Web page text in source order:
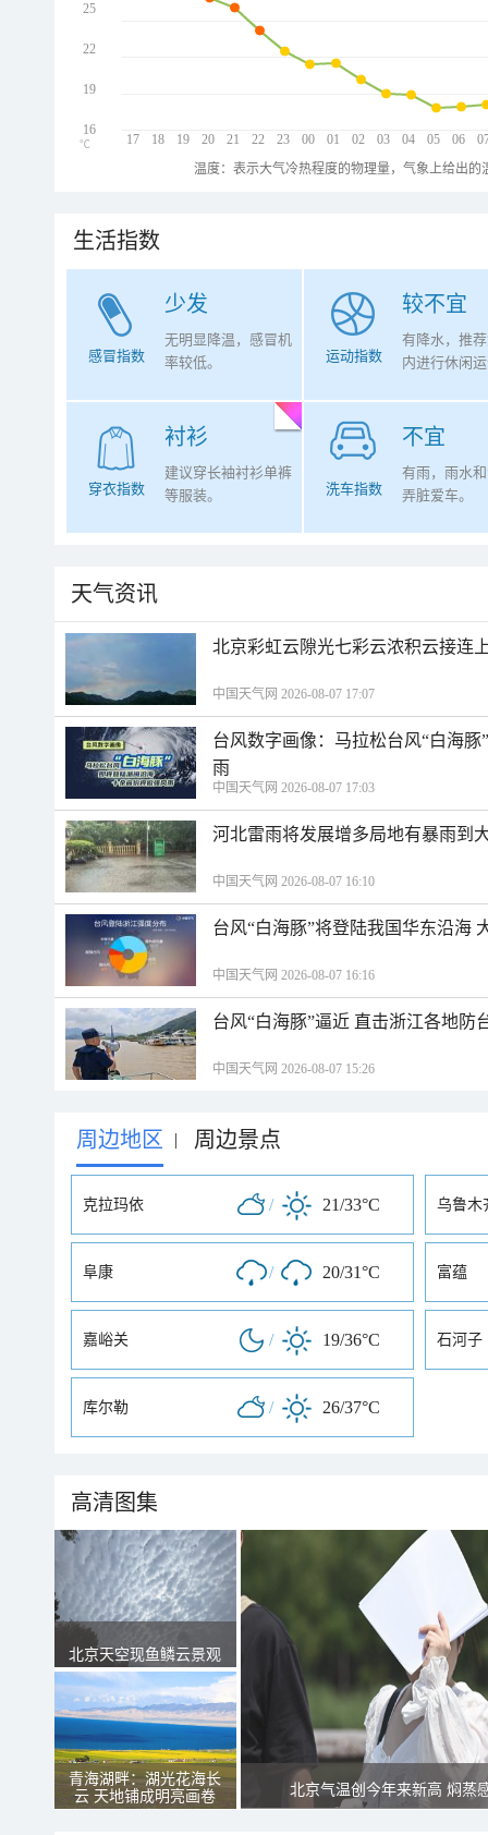
17 18 19 20 21 22 23 00 01 02 03 04 05 06
25
22
19
16
℃
温度：表示大气冷热程度的物理量，气象上给出
生活指数
少发
感冒指数
无明显降温，感冒机
率较低。
较不宜
运动指数
有降水，推
内进行休闲
衬衫
穿衣指数
建议穿长袖衬衫单裤
等服装。
不宜
洗车指数
有雨，雨水
弄脏爱车。
天气资讯
北京彩虹云隙光七彩云浓积云接连
中国天气网 2026-08-07 17:07
台风数字画像：马拉松台风“白海
雨
中国天气网 2026-08-07 17:03
河北雷雨将发展增多局地有暴雨到
中国天气网 2026-08-07 16:10
台风“白海豚”将登陆我国华东沿海
中国天气网 2026-08-07 16:16
台风“白海豚”逼近 直击浙江各地防
中国天气网 2026-08-07 15:26
周边地区 | 周边景点
克拉玛依 / 21/33°C 乌鲁木
阜康 / 20/31°C 富蕴
嘉峪关 / 19/36°C 石河子
库尔勒 / 26/37°C
高清图集
北京天空现鱼鳞云景观
青海湖畔：湖光花海长
云 天地铺成明亮画卷
北京气温创今年来新高 焖蒸